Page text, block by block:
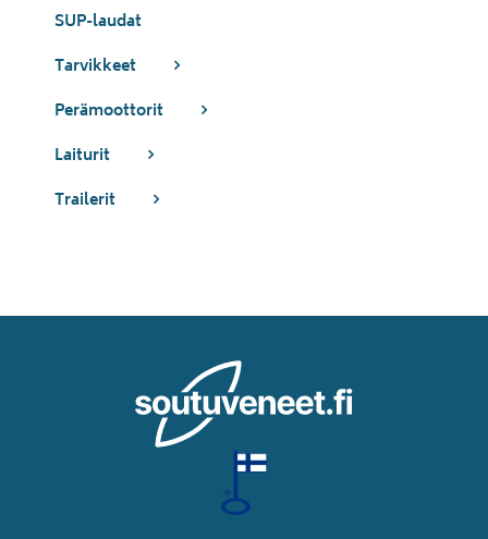
SUP-laudat
Tarvikkeet
Perämoottorit
Laiturit
Trailerit